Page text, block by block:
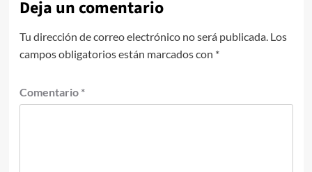
Deja un comentario
Tu dirección de correo electrónico no será publicada. Los
campos obligatorios están marcados con *
Comentario *